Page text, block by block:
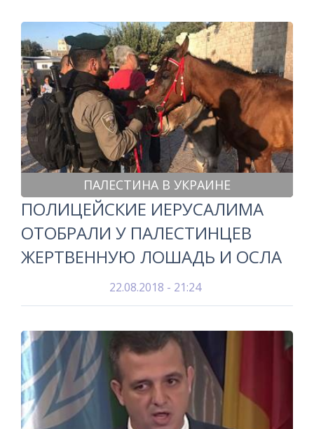
ПАЛЕСТИНА В УКРАИНЕ
ПОЛИЦЕЙСКИЕ ИЕРУСАЛИМА
ОТОБРАЛИ У ПАЛЕСТИНЦЕВ
ЖЕРТВЕННУЮ ЛОШАДЬ И ОСЛА
22.08.2018 - 21:24